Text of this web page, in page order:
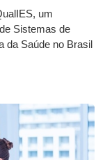
um
Sistemas de
da Saúde no Brasil